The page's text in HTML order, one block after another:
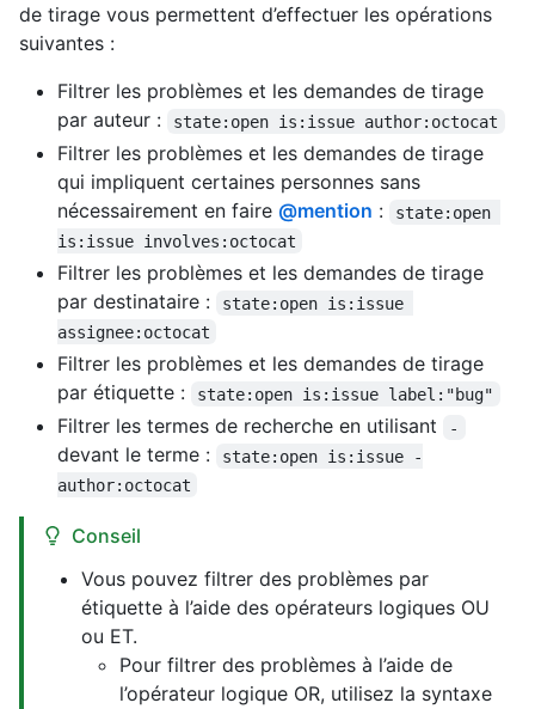
de tirage vous permettent d’effectuer les opérations
suivantes :
Filtrer les problèmes et les demandes de tirage
par auteur :
state:open is:issue author:octocat
Filtrer les problèmes et les demandes de tirage
qui impliquent certaines personnes sans
nécessairement en faire @mention :
state:open
is:issue involves:octocat
Filtrer les problèmes et les demandes de tirage
par destinataire :
state:open is:issue
assignee:octocat
Filtrer les problèmes et les demandes de tirage
par étiquette :
state:open is:issue label:"bug"
Filtrer les termes de recherche en utilisant -
devant le terme :
state:open is:issue -
author:octocat
Conseil
Vous pouvez filtrer des problèmes par
étiquette à l’aide des opérateurs logiques OU
ou ET.
Pour filtrer des problèmes à l’aide de
l’opérateur logique OR, utilisez la syntaxe